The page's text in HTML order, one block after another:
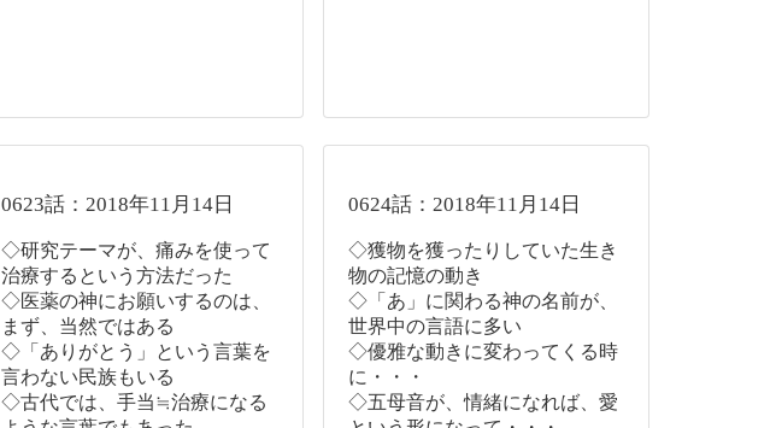
0623話：2018年11月14日
◇研究テーマが、痛みを使って
治療するという方法だった
◇医薬の神にお願いするのは、
まず、当然ではある
◇「ありがとう」という言葉を
言わない民族もいる
◇古代では、手当≒治療になる
0624話：2018年11月14日
◇獲物を獲ったりしていた生き
物の記憶の動き
◇「あ」に関わる神の名前が、
世界中の言語に多い
◇優雅な動きに変わってくる時
に・・・
◇五母音が、情緒になれば、愛